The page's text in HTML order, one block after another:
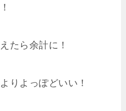
たら余計に！
りよっぽどいい！